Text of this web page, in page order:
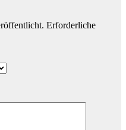
Erforderliche